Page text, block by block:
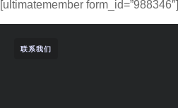
[ultimatemember form_id=”988346″]
联系我们